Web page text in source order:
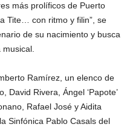
más prolíficos de Puerto
Tite… con ritmo y filin”, se
de su nacimiento y busca
musical.
Ramírez, un elenco de
David Rivera, Ángel ‘Papote’
Rafael José y Aidita
Sinfónica Pablo Casals del